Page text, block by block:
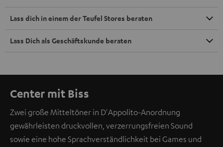
Lass dich in einem der Teufel Stores beraten
Lass Dich als Geschäftskunde beraten
Center mit Biss
Zwei große Mitteltöner in D'Appolito-Anordnung
gewährleisten druckvollen, verzerrungsfreien Sound
sowie eine hohe Sprachverständlichkeit bei Games und